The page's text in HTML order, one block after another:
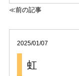
≪前の記事
2025/01/07
虹